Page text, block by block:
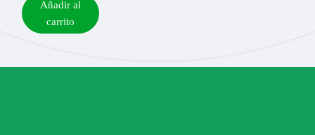
Añadir al
carrito